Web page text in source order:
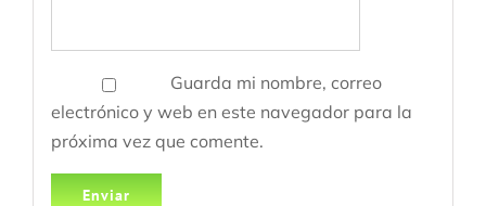
Guarda mi nombre, correo
electrónico y web en este navegador para la
próxima vez que comente.